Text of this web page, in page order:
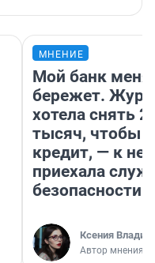
МНЕНИЕ
Мой банк меня
бережет.
хотела снять
тысяч, чтобы
кредит, — к
приехала
безопасности
Ксения
Автор мнения